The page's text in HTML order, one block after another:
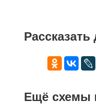
Ещё схемы